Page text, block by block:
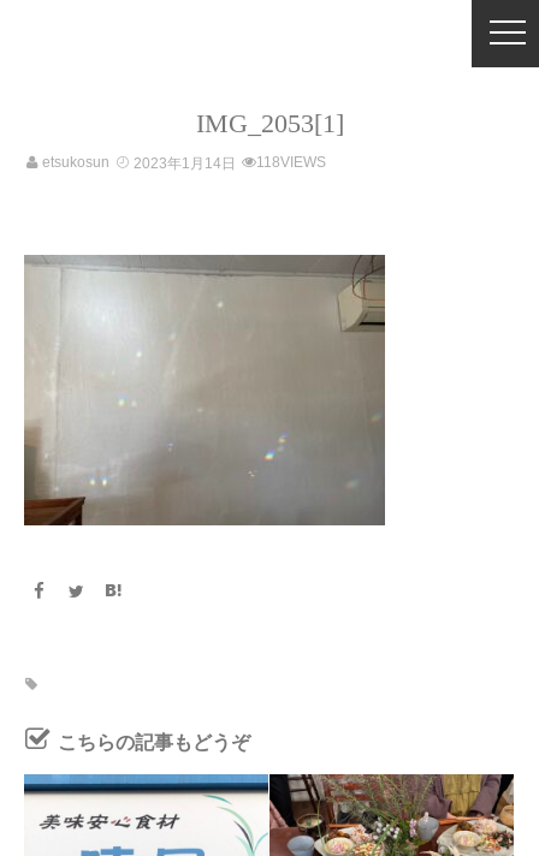
IMG_2053[1]
etsukosun 2023年1月14日 118VIEWS
こちらの記事もどうぞ